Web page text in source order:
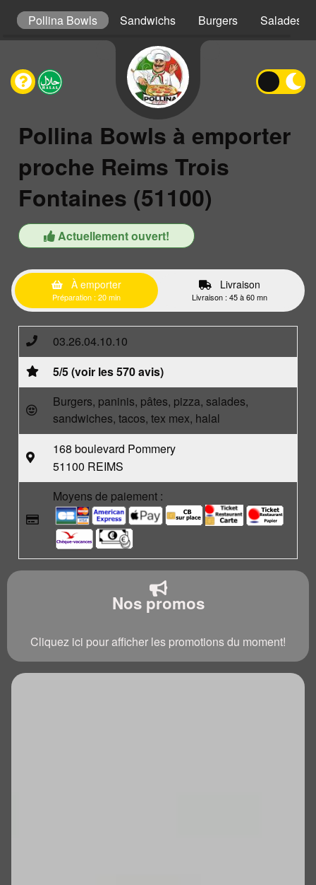
Pollina Bowls Sandwichs Burgers Salades
Pollina Bowls à emporter
proche Reims Trois
Fontaines (51100)
Actuellement ouvert!
À emporter
Préparation : 20 min
Livraison
Livraison : 45 à 60 mn
03.26.04.10.10
5/5 (voir les 570 avis)
Burgers, paninis, pâtes, pizza, salades,
sandwiches, tacos, tex mex, halal
168 boulevard Pommery
51100 REIMS
Moyens de paiement :
Nos promos
Cliquez ici pour afficher les promotions du moment!